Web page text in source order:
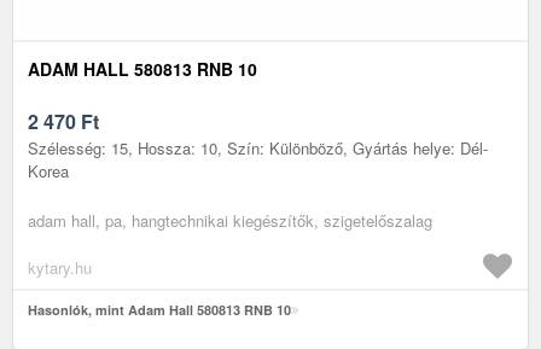
ADAM HALL 580813 RNB 10
2 470 Ft
Szélesség: 15, Hossza: 10, Szín: Különböző, Gyártás helye: Dél-
Korea
adam hall, pa, hangtechnikai kiegészítők, szigetelőszalag
kytary.hu
Hasonlók, mint Adam Hall 580813 RNB 10